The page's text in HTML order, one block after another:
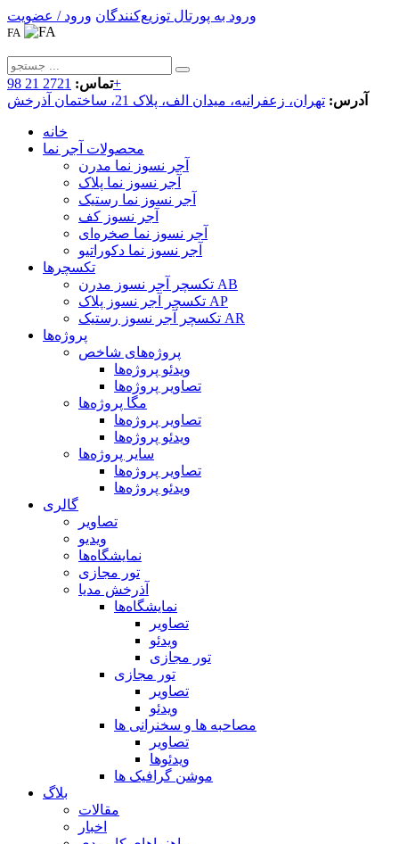
ورود به پورتال توزیع‌کنندگان ورود / عضویت
FA
تماس:2721 21 98+
آدرس: تهران، زعفرانیه، میدان الف، پلاک 21، ساختمان آذرخش
خانه
محصولات آجر نما
آجر نسوز نما مدرن
آجر نسوز نما پلاک
آجر نسوز نما رستیک
آجر نسوز کف
آجر نسوز نما صخره‌ای
آجر نسوز نما دکوراتیو
تکسچرها
تکسچر آجر نسوز مدرن AB
تکسچر آجر نسوز پلاک AP
تکسچر آجر نسوز رستیک AR
پروژه‌ها
پروژه‌های شاخص
ویدئو پروژه‌ها
تصاویر پروژه‌ها
مگا پروژه‌ها
تصاویر پروژه‌ها
ویدئو پروژه‌ها
سایر پروژه‌ها
تصاویر پروژه‌ها
ویدئو پروژه‌ها
گالری
تصاویر
ویدیو
نمایشگاه‌ها
تور مجازی
آذرخش مدیا
نمایشگاه‌ها
تصاویر
ویدئو
تور مجازی
تور مجازی
تصاویر
ویدئو
مصاحبه ها و سخنرانی ها
تصاویر
ویدئوها
موشن گرافیک ها
بلاگ
مقالات
اخبار